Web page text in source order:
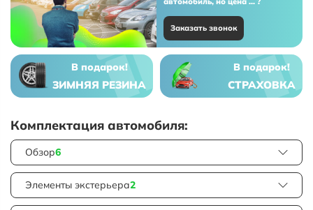
Заказать звонок
В подарок!
ЗИМНЯЯ РЕЗИНА
В подарок!
СТРАХОВКА
Комплектация автомобиля:
Обзор6
Элементы экстерьера2